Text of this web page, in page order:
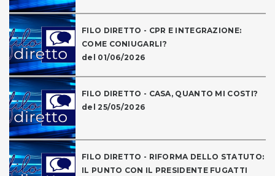
FILO DIRETTO - CPR E INTEGRAZIONE:
COME CONIUGARLI?
del 01/06/2026
FILO DIRETTO - CASA, QUANTO MI COSTI?
del 25/05/2026
FILO DIRETTO - RIFORMA DELLO STATUTO:
IL PUNTO CON IL PRESIDENTE FUGATTI